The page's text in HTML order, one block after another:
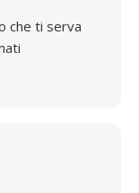
che ti serva